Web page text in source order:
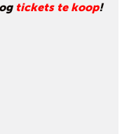
tickets te koop!